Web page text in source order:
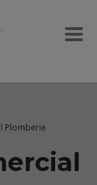
Plomberie